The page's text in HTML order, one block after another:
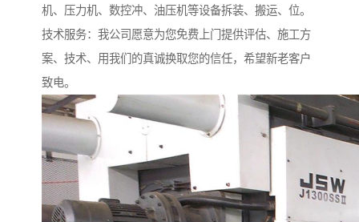
机、压力机、数控冲、油压机等设备拆装、搬运、位。
技术服务：我公司愿意为您免费上门提供评估、施工方
案、技术、用我们的真诚换取您的信任，希望新老客户
致电。